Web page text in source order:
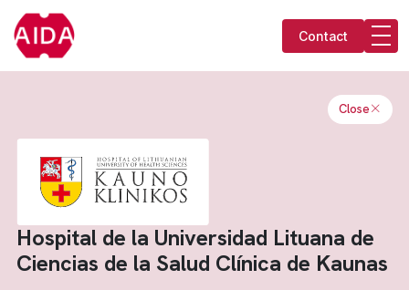
Contact
Close
Hospital de la Universidad Lituana de
Ciencias de la Salud Clínica de Kaunas